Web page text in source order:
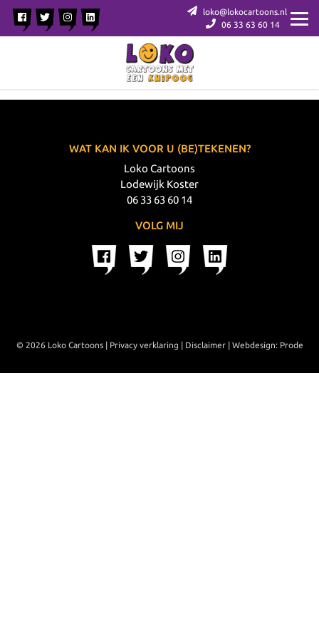
loko@lokocartoons.nl
06 33 63 60 14
WAT KAN IK VOOR U (BE)TEKENEN?
Loko Cartoons
Lodewijk Koster
06 33 63 60 14
VOLG MIJ
© 2026 Loko Cartoons | Privacy verklaring | Disclaimer| Webdesign: Prode